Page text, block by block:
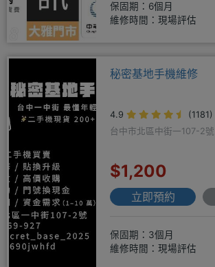
保固期：6個月
維修時間：現場評估
秘密基地手機維修
4.9
(1181)
台中市北區中街一107-2號
$1,200
立即預約
保固期：3個月
維修時間：現場評估